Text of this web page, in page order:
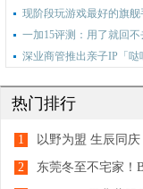
现阶段玩游戏最好的旗舰
一加15评测：用了就回
深业商管推出亲子IP「
热门排行
1
以野为盟 生辰同
2
东莞冬至不宅家！